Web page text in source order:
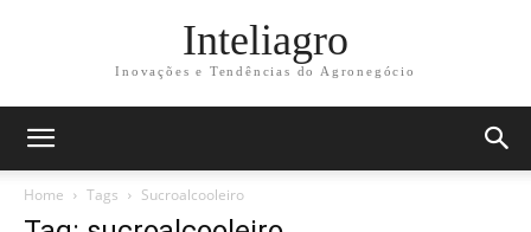
Inteliagro
Inovações e Tendências do Agronegócio
Home Tags Sucroalcooleiro